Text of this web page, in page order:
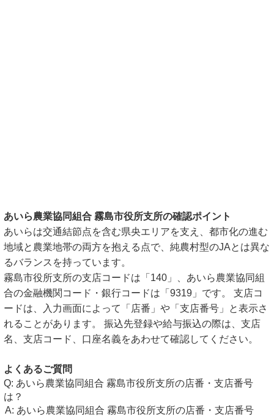
あいら農業協同組合 霧島市役所支所の確認ポイント
あいらは交通結節点を含む県央エリアを支え、都市化の進む
地域と農業地帯の両方を抱える点で、純農村型のJAとは異な
るバランスを持っています。
霧島市役所支所の支店コードは「140」、あいら農業協同組
合の金融機関コード・銀行コードは「9319」です。 支店コ
ードは、入力画面によって「店番」や「支店番号」と表示さ
れることがあります。 振込先登録や給与振込の際は、支店
名、支店コード、口座名義をあわせて確認してください。
よくあるご質問
あいら農業協同組合 霧島市役所支所の店番・支店番号
は？
あいら農業協同組合 霧島市役所支所の店番・支店番号